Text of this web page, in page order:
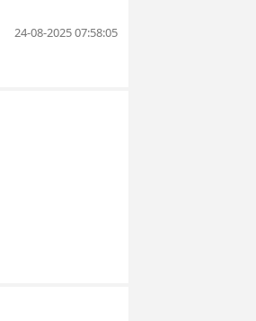
24-08-2025 07:58:05